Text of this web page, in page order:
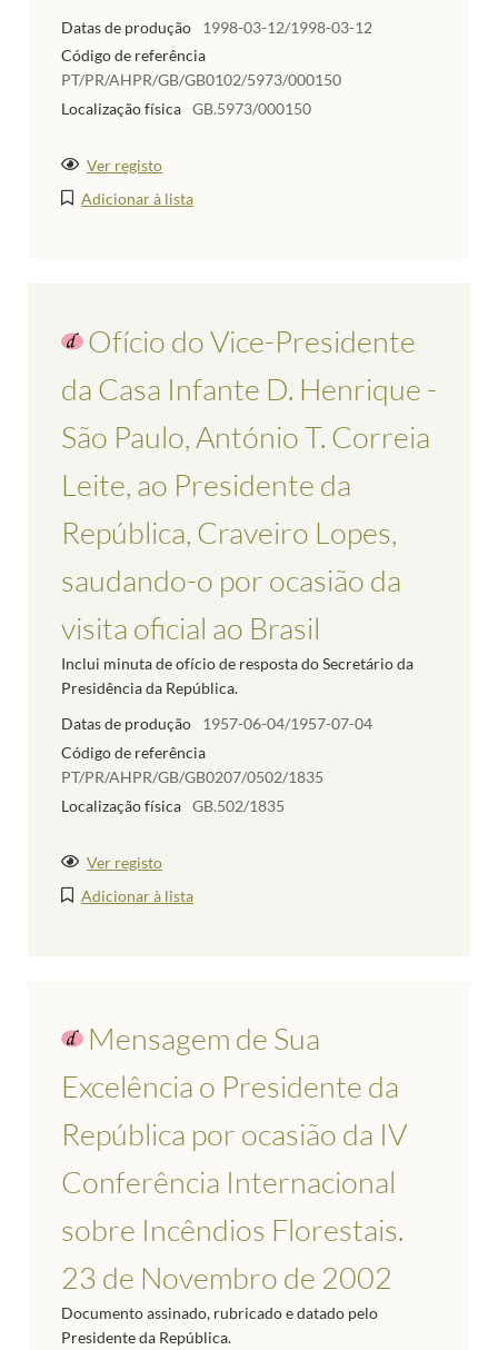
Datas de produção
1998-03-12/1998-03-12
Código de referência
PT/PR/AHPR/GB/GB0102/5973/000150
Localização física GB.5973/000150
Ver registo
Adicionar à lista
Ofício do Vice-Presidente
da Casa Infante D. Henrique -
São Paulo, António T. Correia
Leite, ao Presidente da
República, Craveiro Lopes,
saudando-o por ocasião da
visita oficial ao Brasil
Inclui minuta de ofício de resposta do Secretário da
Presidência da República.
Datas de produção
1957-06-04/1957-07-04
Código de referência
PT/PR/AHPR/GB/GB0207/0502/1835
Localização física GB.502/1835
Ver registo
Adicionar à lista
Mensagem de Sua
Excelência o Presidente da
República por ocasião da IV
Conferência Internacional
sobre Incêndios Florestais.
23 de Novembro de 2002
Documento assinado, rubricado e datado pelo
Presidente da República.